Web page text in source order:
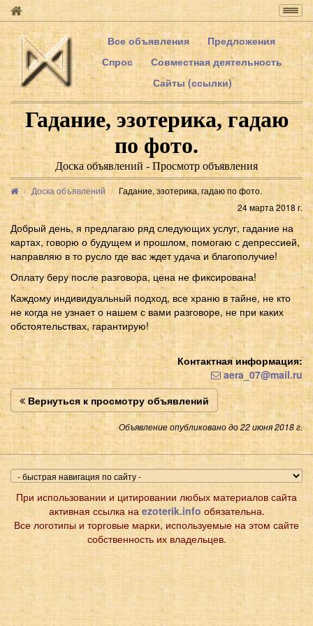
Все объявления
Предложения
Спрос
Совместная деятельность
Сайты (ссылки)
Гадание, эзотерика, гадаю
по фото.
Доска объявлений - Просмотр объявления
Доска объявлений
Гадание, эзотерика, гадаю по фото.
24 марта 2018 г.
Добрый день, я предлагаю ряд следующих услуг, гадание на
картах, говорю о будущем и прошлом, помогаю с депрессией,
направляю в то русло где вас ждет удача и благополучие!
Оплату беру после разговора, цена не фиксирована!
Каждому индивидуальный подход, все храню в тайне, не кто
не когда не узнает о нашем с вами разговоре, не при каких
обстоятельствах, гарантирую!
Контактная информация:
aera_07@mail.ru
Вернуться к просмотру объявлений
Объявление опубликовано до 22 июня 2018 г.
При использовании и цитировании любых материалов сайта
активная ссылка на ezoterik.info обязательна.
Все логотипы и торговые марки, используемые на этом сайте
собственность их владельцев.